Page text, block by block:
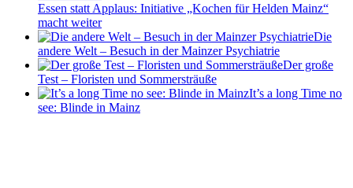
Essen statt Applaus: Initiative „Kochen für Helden Mainz“
macht weiter
Die
andere Welt – Besuch in der Mainzer Psychiatrie
Der große
Test – Floristen und Sommersträuße
It’s a long Time no
see: Blinde in Mainz